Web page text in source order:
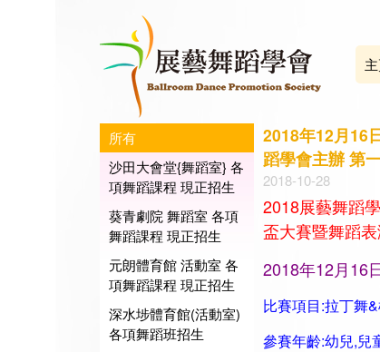
所有
沙田大會堂{舞蹈室} 各
項舞蹈課程 現正招生
葵青劇院 舞蹈室 各項
舞蹈課程 現正招生
元朗體育館 活動室 各
項舞蹈課程 現正招生
深水埗體育館(活動室)
各項舞蹈班招生
2018年12月16
蹈學會主辦 第
2018-10-28
2018展藝舞蹈
盃大賽暨舞蹈
2018年12月16
比賽項目:拉丁舞
參賽年齡:幼兒,兒